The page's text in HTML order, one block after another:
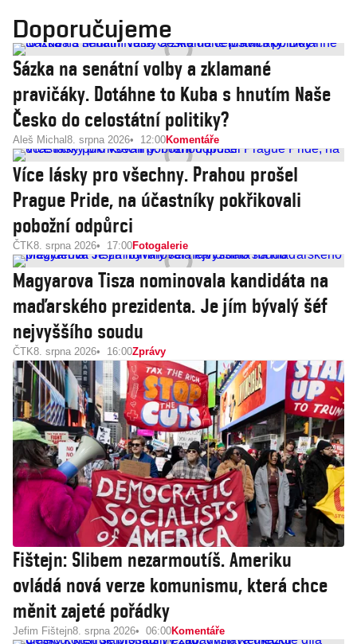
Doporučujeme
Sázka na senátní volby a zklamané
pravičáky. Dotáhne to Kuba s hnutím Naše
Česko do celostátní politiky?
Aleš Michal 8. srpna 2026 12:00Komentáře
Více lásky pro všechny. Prahou prošel
Prague Pride, na účastníky pokřikovali
pobožní odpůrci
ČTK8. srpna 2026 17:00Fotogalerie
Magyarova Tisza nominovala kandidáta na
maďarského prezidenta. Je jím bývalý šéf
nejvyššího soudu
ČTK8. srpna 2026 16:00Zprávy
Fištejn: Slibem nezarmoutíš. Ameriku
ovládá nová verze komunismu, která chce
měnit zajeté pořádky
Jefim Fištejn8. srpna 2026 06:00Komentáře